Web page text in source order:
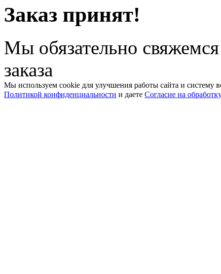
Заказ принят!
Мы обязательно
заказа
Мы используем cookie для улучшения работы сайта и систему
Политикой конфиденциальности и даете Согласие на